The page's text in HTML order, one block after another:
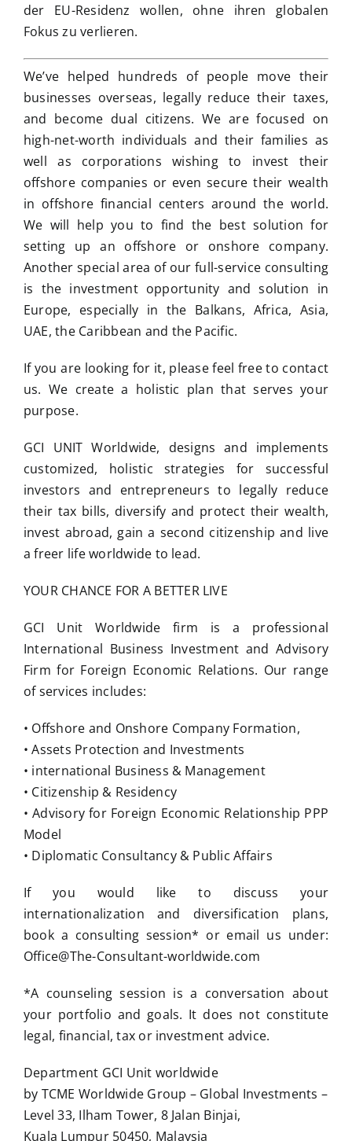
der EU-Residenz wollen, ohne ihren globalen
Fokus zu verlieren.
We’ve helped hundreds of people move their
businesses overseas, legally reduce their taxes,
and become dual citizens. We are focused on
high-net-worth individuals and their families as
well as corporations wishing to invest their
offshore companies or even secure their wealth
in offshore financial centers around the world.
We will help you to find the best solution for
setting up an offshore or onshore company.
Another special area of our full-service consulting
is the investment opportunity and solution in
Europe, especially in the Balkans, Africa, Asia,
UAE, the Caribbean and the Pacific.
If you are looking for it, please feel free to contact
us. We create a holistic plan that serves your
purpose.
GCI UNIT Worldwide, designs and implements
customized, holistic strategies for successful
investors and entrepreneurs to legally reduce
their tax bills, diversify and protect their wealth,
invest abroad, gain a second citizenship and live
a freer life worldwide to lead.
YOUR CHANCE FOR A BETTER LIVE
GCI Unit Worldwide firm is a professional
International Business Investment and Advisory
Firm for Foreign Economic Relations. Our range
of services includes:
• Offshore and Onshore Company Formation,
• Assets Protection and Investments
• international Business & Management
• Citizenship & Residency
• Advisory for Foreign Economic Relationship PPP
Model
• Diplomatic Consultancy & Public Affairs
If you would like to discuss your
internationalization and diversification plans,
book a consulting session* or email us under:
Office@The-Consultant-worldwide.com
*A counseling session is a conversation about
your portfolio and goals. It does not constitute
legal, financial, tax or investment advice.
Department GCI Unit worldwide
by TCME Worldwide Group – Global Investments –
Level 33, Ilham Tower, 8 Jalan Binjai,
Kuala Lumpur 50450, Malaysia